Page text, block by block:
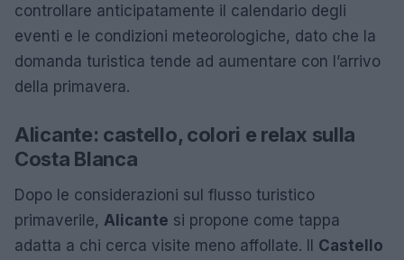
controllare anticipatamente il calendario degli
eventi e le condizioni meteorologiche, dato che la
domanda turistica tende ad aumentare con l’arrivo
della primavera.
Alicante: castello, colori e relax sulla
Costa Blanca
Dopo le considerazioni sul flusso turistico
primaverile, Alicante si propone come tappa
adatta a chi cerca visite meno affollate. Il Castello